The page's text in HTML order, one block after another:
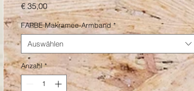
€ 35,00Preis
FARBE Makramee-Armband *
Auswählen
Anzahl *